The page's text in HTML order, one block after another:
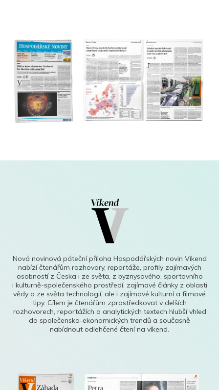
Nová novinová páteční příloha Hospodářských novin Víkend
nabízí čtenářům rozhovory, reportáže, profily zajímavých
osobností z Česka i ze světa, z byznysového, sportovního
i kulturně-společenského prostředí, zajímavé články z oblasti
vědy a ze světa technologií, ale i zajímavé kulturní a filmové
tipy. Cílem je čtenářům zprostředkovat v delších
rozhovorech, reportážích a analytických textech hlubší vhled
do společensko-ekonomických trendů a současně
nabídnout odlehčené čtení na víkend.